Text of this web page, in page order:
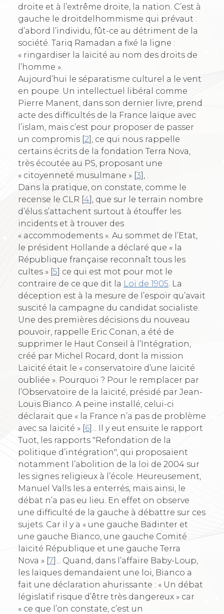
droite et à l’extrême droite, la nation. C’est à
gauche le droitdelhommisme qui prévaut :
d’abord l’individu, fût-ce au détriment de la
société. Tariq Ramadan a fixé la ligne :
« ringardiser la laïcité au nom des droits de
l’homme ».
Aujourd’hui le séparatisme culturel a le vent
en poupe. Un intellectuel libéral comme
Pierre Manent, dans son dernier livre, prend
acte des difficultés de la France laïque avec
l’islam, mais c’est pour proposer de passer
un compromis [2] , ce qui nous rappelle
certains écrits de la fondation Terra Nova,
très écoutée au PS, proposant une
« citoyenneté musulmane » [3]
Dans la pratique, on constate, comme le
recense le CLR [4] , que sur le terrain nombre
d’élus s’attachent surtout à étouffer les
incidents et à trouver des
« accommodements ». Au sommet de l’Etat,
le président Hollande a déclaré que « la
République française reconnaît tous les
cultes » [5] ce qui est mot pour mot le
contraire de ce que dit la Loi de 1905 . La
déception est à la mesure de l’espoir qu’avait
suscité la campagne du candidat socialiste.
Une des premières décisions du nouveau
pouvoir, rappelle Eric Conan, a été de
supprimer le Haut Conseil à l’Intégration,
créé par Michel Rocard, dont la mission
Laïcité était le « conservatoire d’une laïcité
oubliée ». Pourquoi ? Pour le remplacer par
l’Observatoire de la laïcité, présidé par Jean-
Louis Bianco. A peine installé, celui-ci
déclarait que « la France n’a pas de problème
avec sa laïcité » [6]
... Il y eut ensuite le rapport
Tuot, les rapports "Refondation de la
politique d’intégration", qui proposaient
notamment l’abolition de la loi de 2004 sur
les signes religieux à l’école. Heureusement,
Manuel Valls les a enterrés, mais ainsi, le
débat n’a pas eu lieu. En effet on observe
une difficulté de la gauche à débattre sur ces
sujets. Car il y a « une gauche Badinter et
une gauche Bianco, une gauche Comité
laïcité République et une gauche Terra
Nova » [7]
... Quand, dans l’affaire Baby-Loup,
les laïques demandaient une loi, Bianco a
fait une déclaration ahurissante : « Un débat
législatif risque d’être très dangereux » car
« ce que l’on constate, c’est un